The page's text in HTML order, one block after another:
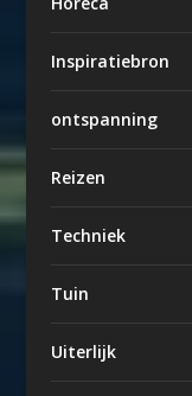
Inspiratiebron
ontspanning
Reizen
Techniek
Tuin
Uiterlijk